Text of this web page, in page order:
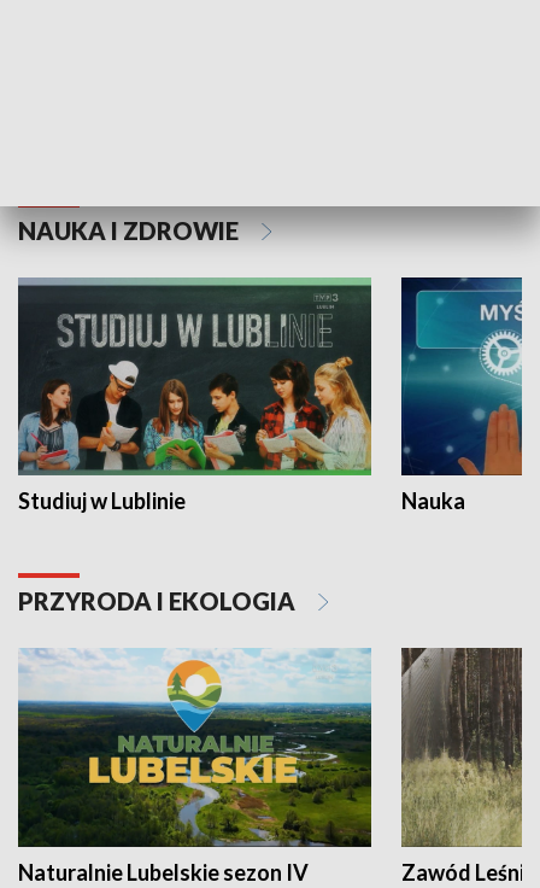
NAUKA I ZDROWIE
Studiuj w Lublinie Nauka
PRZYRODA I EKOLOGIA
Naturalnie Lubelskie sezon IV Zawód Leśnik